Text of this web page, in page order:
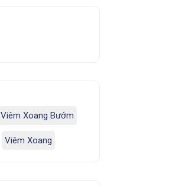
Viêm Xoang Bướm
Viêm Xoang